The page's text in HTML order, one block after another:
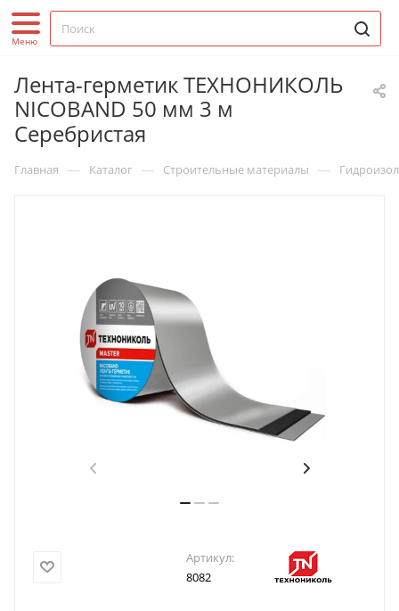
Лента-герметик ТЕХНОНИКОЛЬ
NICOBAND 50 мм 3 м
Серебристая
Главная — Каталог — Строительные материалы —
Артикул:
8082